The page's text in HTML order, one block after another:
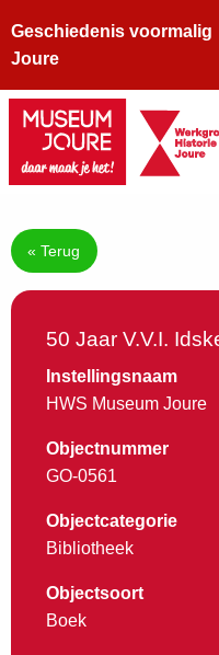
Geschiedenis voormalig
Joure
« Terug
50 Jaar V.V.I.
Instellingsnaam
HWS Museum Joure
Objectnummer
GO-0561
Objectcategorie
Bibliotheek
Objectsoort
Boek